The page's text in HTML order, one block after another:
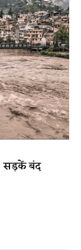
सड़कें बंद